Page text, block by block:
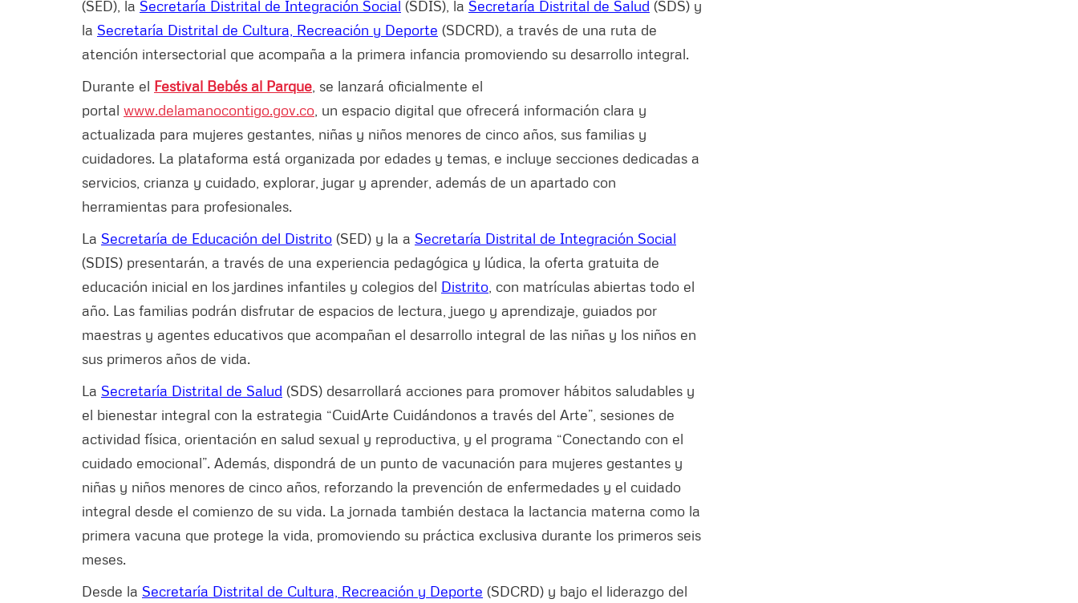
(SED), la Secretaría Distrital de Integración Social (SDIS), la Secretaría Distrital de Salud (SDS) y
la Secretaría Distrital de Cultura, Recreación y Deporte (SDCRD), a través de una ruta de
atención intersectorial que acompaña a la primera infancia promoviendo su desarrollo integral.
Durante el Festival Bebés al Parque , se lanzará oficialmente el
portal www.delamanocontigo.gov.co , un espacio digital que ofrecerá información clara y
actualizada para mujeres gestantes, niñas y niños menores de cinco años, sus familias y
cuidadores. La plataforma está organizada por edades y temas, e incluye secciones dedicadas a
servicios, crianza y cuidado, explorar, jugar y aprender, además de un apartado con
herramientas para profesionales.
La Secretaría de Educación del Distrito (SED) y la a Secretaría Distrital de Integración Social
(SDIS) presentarán, a través de una experiencia pedagógica y lúdica, la oferta gratuita de
educación inicial en los jardines infantiles y colegios del Distrito , con matrículas abiertas todo el
año. Las familias podrán disfrutar de espacios de lectura, juego y aprendizaje, guiados por
maestras y agentes educativos que acompañan el desarrollo integral de las niñas y los niños en
sus primeros años de vida.
La Secretaría Distrital de Salud (SDS) desarrollará acciones para promover hábitos saludables y
el bienestar integral con la estrategia “CuidArte Cuidándonos a través del Arte”, sesiones de
actividad física, orientación en salud sexual y reproductiva, y el programa “Conectando con el
cuidado emocional”. Además, dispondrá de un punto de vacunación para mujeres gestantes y
niñas y niños menores de cinco años, reforzando la prevención de enfermedades y el cuidado
integral desde el comienzo de su vida. La jornada también destaca la lactancia materna como la
primera vacuna que protege la vida, promoviendo su práctica exclusiva durante los primeros seis
meses.
Desde la Secretaría Distrital de Cultura, Recreación y Deporte (SDCRD) y bajo el liderazgo del